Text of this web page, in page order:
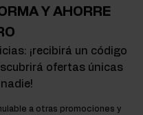
Y AHORRE
¡recibirá un código
ofertas únicas
a otras promociones y